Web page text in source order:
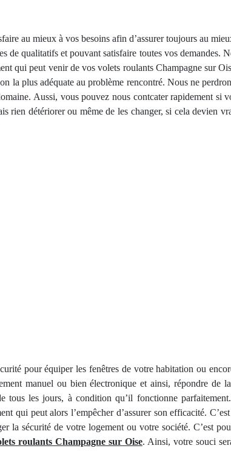
au mieux à vos besoins afin d’assurer toujours au
de qualitatifs et pouvant satisfaire toutes vos demandes.
qui peut venir de vos volets roulants Champagne sur
la plus adéquate au problème rencontré. Nous ne
Aussi, vous pouvez nous contcater rapidement si
rien détériorer ou même de les changer, si cela devien
pour équiper les fenêtres de votre habitation ou
manuel ou bien électronique et ainsi, répondre de
tous les jours, à condition qu’il fonctionne
qui peut alors l’empêcher d’assurer son efficacité.
la sécurité de votre logement ou votre société. C’est
roulants Champagne sur Oise. Ainsi, votre souci